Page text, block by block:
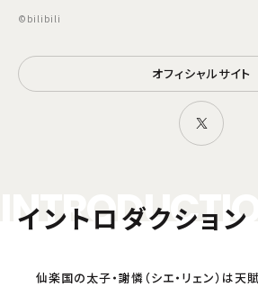
©bilibili
オフィシャルサイト
NTRODUCTIO
イントロダクション
仙楽国の太子・謝憐（シエ・リェン）は天